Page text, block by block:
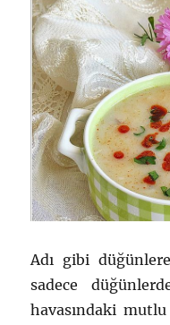
Adı gibi
sadece
havasındaki